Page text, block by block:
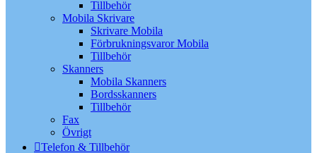
Tillbehör
Mobila Skrivare
Skrivare Mobila
Förbrukningsvaror Mobila
Tillbehör
Skanners
Mobila Skanners
Bordsskanners
Tillbehör
Fax
Övrigt
Telefon & Tillbehör